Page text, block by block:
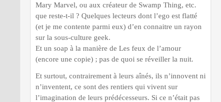
Mary Marvel, ou aux créateur de Swamp Thing, etc.
que reste-t-il ? Quelques lecteurs dont l’ego est flatté
(et je me contente parmi eux) d’en connaitre un rayon
sur la sous-culture geek.
Et un soap à la manière de Les feux de l’amour
(encore une copie) ; pas de quoi se réveiller la nuit.
Et surtout, contrairement à leurs aînés, ils n’innovent ni
n’inventent, ce sont des rentiers qui vivent sur
l’imagination de leurs prédécesseurs. Si ce n’était pas